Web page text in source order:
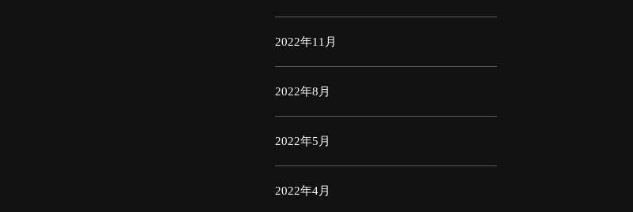
2022年11月
2022年8月
2022年5月
2022年4月